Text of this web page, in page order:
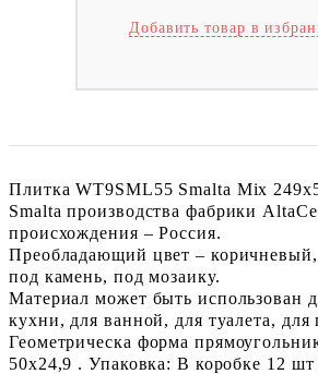
Добавить товар в
Плитка WT9SML55 Smalta Mix
Smalta производства фабрики
происхождения – Россия.
Преобладающий цвет –
под камень, под мозаику.
Материал может быть использован
кухни, для ванной, для туалета, для
Геометрическа форма
50x24,9 . Упаковка: В коробке 12